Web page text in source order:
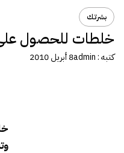
بشرتك
خلطات للحصول
كتبه :admin8 أبريل 2010